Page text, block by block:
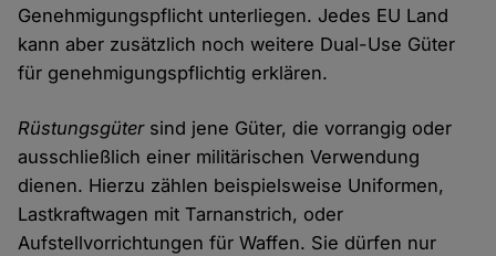
Genehmigungspflicht unterliegen. Jedes EU Land
kann aber zusätzlich noch weitere Dual-Use Güter
für genehmigungspflichtig erklären.
Rüstungsgütersind jene Güter, die vorrangig oder
ausschließlich einer militärischen Verwendung
dienen. Hierzu zählen beispielsweise Uniformen,
Lastkraftwagen mit Tarnanstrich, oder
Aufstellvorrichtungen für Waffen. Sie dürfen nur